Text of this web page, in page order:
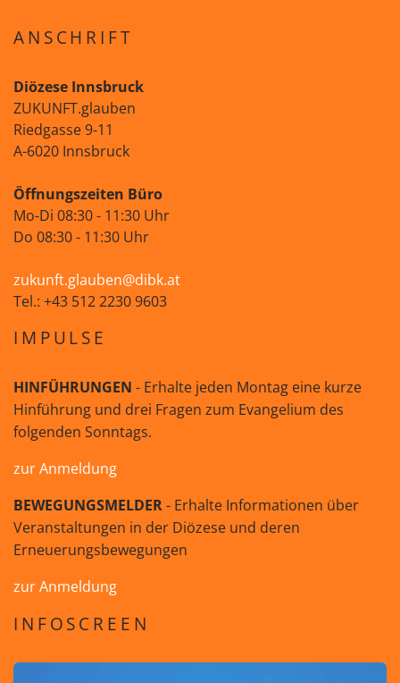
ANSCHRIFT
Diözese Innsbruck
ZUKUNFT.glauben
Riedgasse 9-11
A-6020 Innsbruck
Öffnungszeiten Büro
Mo-Di 08:30 - 11:30 Uhr
Do 08:30 - 11:30 Uhr
zukunft.glauben@dibk.at
Tel.: +43 512 2230 9603
IMPULSE
HINFÜHRUNGEN - Erhalte jeden Montag eine kurze
Hinführung und drei Fragen zum Evangelium des
folgenden Sonntags.
zur Anmeldung
BEWEGUNGSMELDER- Erhalte Informationen über
Veranstaltungen in der Diözese und deren
Erneuerungsbewegungen
zur Anmeldung
INFOSCREEN